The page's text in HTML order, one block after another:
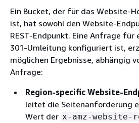
Ein Bucket, der für das Website-
ist, hat sowohl den Website-
REST-Endpunkt. Eine Anfrage für
301-Umleitung konfiguriert ist,
möglichen Ergebnisse, abhängig
Anfrage:
Region-specific Website-
leitet die Seitenanforderung
Wert der x-amz-